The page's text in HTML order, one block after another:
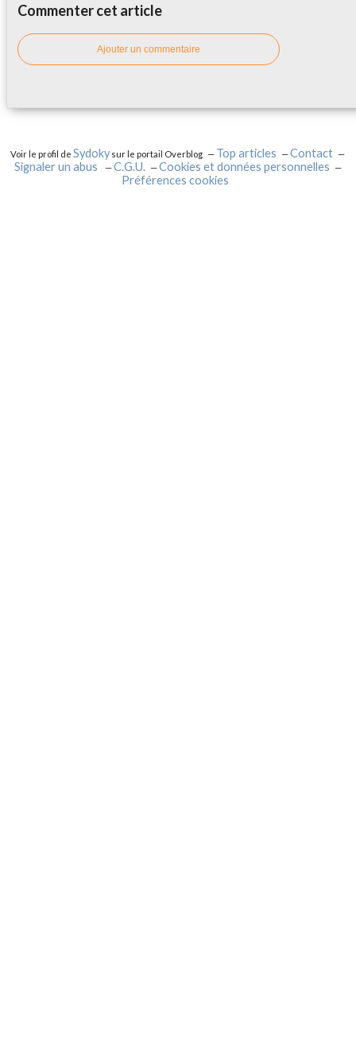
Commenter cet article
Ajouter un commentaire
Voir le profil deSydokysur le portail Overblog Top articles
Contact
Signaler un abus
C.G.U.
Cookies et données personnelles
Préférences cookies